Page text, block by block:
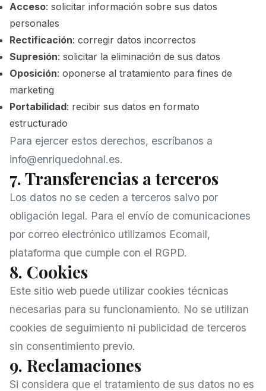
Acceso: solicitar información sobre sus datos
personales
Rectificación: corregir datos incorrectos
Supresión: solicitar la eliminación de sus datos
Oposición: oponerse al tratamiento para fines de
marketing
Portabilidad: recibir sus datos en formato
estructurado
Para ejercer estos derechos, escríbanos a
info@enriquedohnal.es.
7. Transferencias a terceros
Los datos no se ceden a terceros salvo por
obligación legal. Para el envío de comunicaciones
por correo electrónico utilizamos Ecomail,
plataforma que cumple con el RGPD.
8. Cookies
Este sitio web puede utilizar cookies técnicas
necesarias para su funcionamiento. No se utilizan
cookies de seguimiento ni publicidad de terceros
sin consentimiento previo.
9. Reclamaciones
Si considera que el tratamiento de sus datos no es